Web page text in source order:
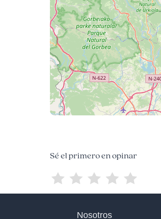
Sé el primero en opinar
Nosotros